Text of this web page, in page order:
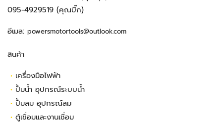
095-4929519 (คุณบิ๊ก)
อีเมล: powersmotortools@outlook.com
สินค้า
• เครื่องมือไฟฟ้า
• ปั้มน้ำ อุปกรณ์ระบบน้ำ
• ปั้มลม อุปกรณ์ลม
• ตู้เชื่อมและงานเชื่อม